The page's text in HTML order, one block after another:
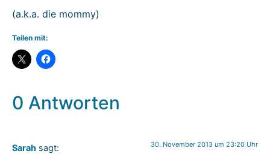
(a.k.a. die mommy)
Teilen mit:
0 Antworten
Sarah sagt: 30. November 2013 um 23:20 Uhr